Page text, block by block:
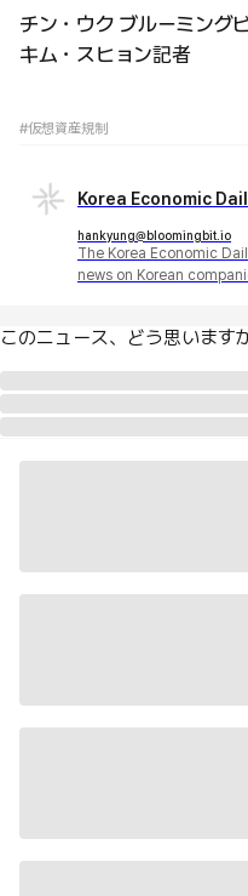
チン・ウク ブルーミング
キム・スヒョン記者
#仮想資産規制
Korea Economic
hankyung@bloomingbit.io
The Korea Economic
news on Korean
このニュース、どう思います